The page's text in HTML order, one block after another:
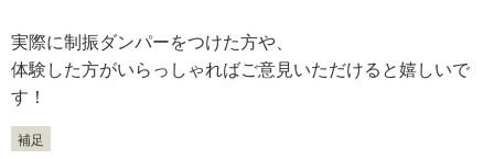
実際に制振ダンパーをつけた方や、
体験した方がいらっしゃればご意見いただけると嬉しいで
す！
補足